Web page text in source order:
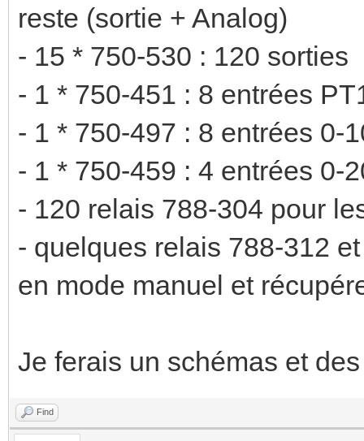
reste (sortie + Analog)
- 15 * 750-530 : 120 sorties
- 1 * 750-451 : 8 entrées
- 1 * 750-497 : 8 entrées 0-
- 1 * 750-459 : 4 entrées 0-
- 120 relais 788-304 pour
- quelques relais 788-312
en mode manuel et
Je ferais un schémas et
Find